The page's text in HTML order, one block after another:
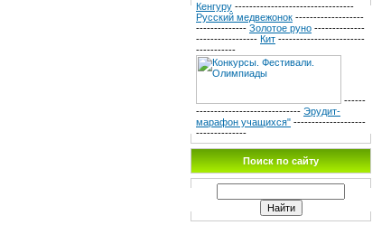
Кенгуру ---------------------------------
Русский медвежонок -------------------
-------------- Золотое руно --------------
----------------- Кит ------------------------
-----------
------
----------------------------- Эрудит-
марафон учащихся" --------------------
--------------
Поиск по сайту